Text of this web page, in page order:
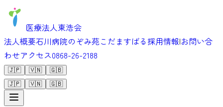
医療法人東浩会
法人概要石川病院のぞみ苑こだますばる採用情報|お問い合
わせアクセス0868-26-2188
🇯🇵 🇻🇳
🇬🇧
🇯🇵
🇻🇳 🇬🇧